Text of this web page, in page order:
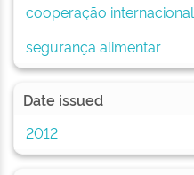
cooperação internacional
segurança alimentar
Date issued
2012